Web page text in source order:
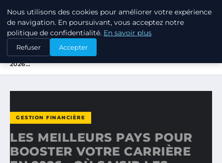
TUEZ-LES TOUS
ACCUEIL
GESTION FINANCIÈRE
LES MEILLEURS PAYS POUR BOOSTER VOTRE CARRIÈRE EN
2026…
GESTION FINANCIÈRE
LES MEILLEURS PAYS POUR
BOOSTER VOTRE CARRIÈRE
Nous utilisons des cookies pour améliorer votre expérience
de navigation. En poursuivant, vous acceptez notre
politique de confidentialité. En savoir plus
Refuser Accepter